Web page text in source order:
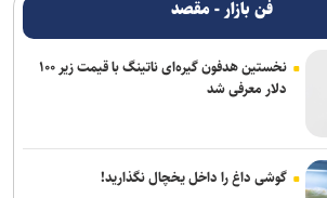
فن بازار - مقصد
نخستین هدفون گیره‌ای ناتینگ با قیمت زیر ۱۰۰
دلار معرفی شد
گوشی داغ را داخل یخچال نگذارید!